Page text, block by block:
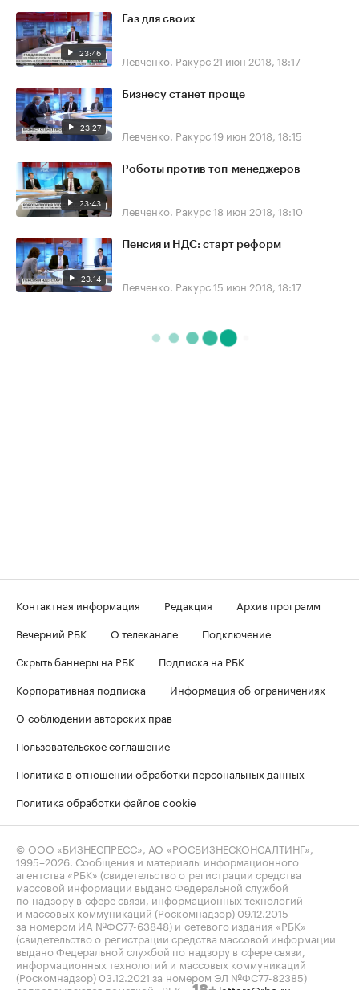
23:46
Газ для своих
Левченко. Ракурс 21 июн 2018, 18:17
23:27
Бизнесу станет проще
Левченко. Ракурс19 июн 2018, 18:15
23:43
Роботы против топ-менеджеров
Левченко. Ракурс18 июн 2018, 18:10
23:14
Пенсия и НДС: старт реформ
Левченко. Ракурс15 июн 2018, 18:17
Контактная информация Редакция
Архив программ
Вечерний РБК
О телеканале
Подключение
Скрыть баннеры на РБК
Подписка на РБК
Корпоративная подписка
Информация об ограничениях
О соблюдении авторских прав
Пользовательское соглашение
Политика в отношении обработки персональных данных
Политика обработки файлов cookie
© ООО «БИЗНЕСПРЕСС», АО «РОСБИЗНЕСКОНСАЛТИНГ»,
1995–2026 . Сообщения и материалы информационного
агентства «РБК» (свидетельство о регистрации средства
массовой информации выдано Федеральной службой
по надзору в сфере связи, информационных технологий
и массовых коммуникаций (Роскомнадзор) 09.12.2015
за номером ИА №ФС77-63848) и сетевого издания «РБК»
(свидетельство о регистрации средства массовой информации
выдано Федеральной службой по надзору в сфере связи,
информационных технологий и массовых коммуникаций
(Роскомнадзор) 03.12.2021 за номером ЭЛ №ФС77-82385)